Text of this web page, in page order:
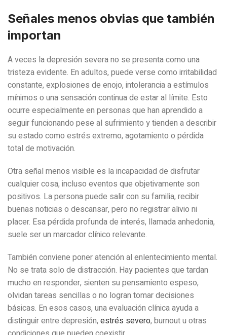
Señales menos obvias que también
importan
A veces la depresión severa no se presenta como una
tristeza evidente. En adultos, puede verse como irritabilidad
constante, explosiones de enojo, intolerancia a estímulos
mínimos o una sensación continua de estar al límite. Esto
ocurre especialmente en personas que han aprendido a
seguir funcionando pese al sufrimiento y tienden a describir
su estado como estrés extremo, agotamiento o pérdida
total de motivación.
Otra señal menos visible es la incapacidad de disfrutar
cualquier cosa, incluso eventos que objetivamente son
positivos. La persona puede salir con su familia, recibir
buenas noticias o descansar, pero no registrar alivio ni
placer. Esa pérdida profunda de interés, llamada anhedonia,
suele ser un marcador clínico relevante.
También conviene poner atención al enlentecimiento mental.
No se trata solo de distracción. Hay pacientes que tardan
mucho en responder, sienten su pensamiento espeso,
olvidan tareas sencillas o no logran tomar decisiones
básicas. En esos casos, una evaluación clínica ayuda a
distinguir entre depresión, estrés severo, burnout u otras